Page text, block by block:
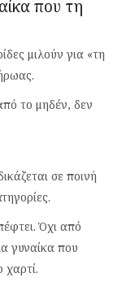
που τη
μιλούν για «τη
το μηδέν, δεν
σε ποινή
Όχι από
γυναίκα που
χαρτί.